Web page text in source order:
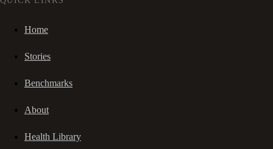
Home
Stories
Benchmarks
About
Health Library